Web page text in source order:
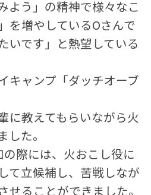
よう」の精神で様々なこ
を増やしているOさんで
いです」と熱望している
キャンプ「ダッチオーブ
に教えてもらいながら火
た。
際には、火おこし役に
て立候補し、苦戦しなが
せることができました。